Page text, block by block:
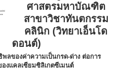
ศาสตรมหาบัณฑิต
สาขาวิชาทันตกรรม
คลินิก (วิทยาเอ็นโด
ดอนต์)
พลของค่าความเป็นกรด-ด่าง ต่อการ
องแคลเซียมซิลิเกตซีเมนต์